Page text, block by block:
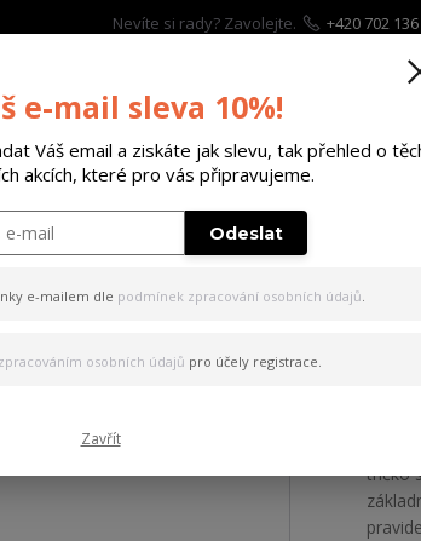
Nevíte si rady? Zavolejte. +420 702
DÁRKOVÉ POUKAZY
T-Shirt orange 2XL
Basic T-Shirt
tričko
e-mail sleva 10%!
Váš email a ziskáte jak slevu, tak přehled o
akcích, které pro vás připravujeme.
Odeslat
e-mailem dle podmínek zpracování osobních údajů.
zpracováním osobních údajů pro účely registrace.
Zavřít